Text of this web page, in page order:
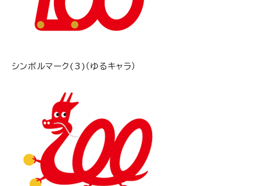
シンボルマーク(3)（ゆるキャラ）